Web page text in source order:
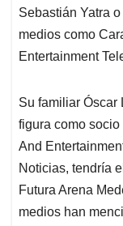
Sebastián Yatra
medios como
Entertainment
Su familiar Óscar
figura como
And
Noticias, tendría
Futura Arena
medios han